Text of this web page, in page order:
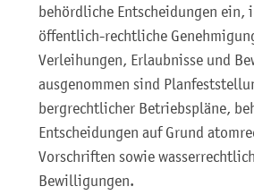
behördliche Entscheidungen ein,
öffentlich-rechtliche
Verleihungen, Erlaubnisse und
ausgenommen sind
bergrechtlicher Betriebspläne,
Entscheidungen auf Grund
Vorschriften sowie
Bewilligungen.